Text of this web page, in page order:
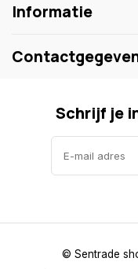
Informatie
Schrijf je
© Sentrade